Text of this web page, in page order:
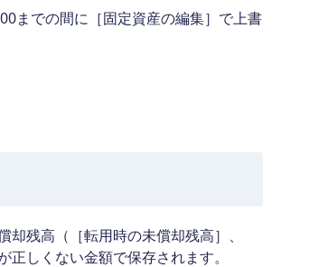
までの間に［固定資産の編集］で上書
残高（［転用時の未償却残高］、
しくない金額で保存されます。